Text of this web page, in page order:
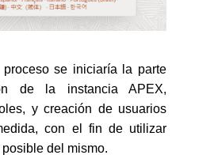
proceso se iniciaría la parte
de la instancia APEX,
y creación de usuarios
con el fin de utilizar
del mismo.